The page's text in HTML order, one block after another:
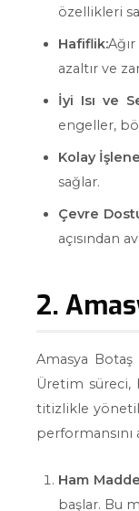
özellikleri
Hafiflik:
azaltır ve
İyi Isı ve
engeller,
Kolay
sağlar.
Çevre
açısından
2.
Amasya
Üretim süreci,
titizlikle
performansını
Ham
başlar. Bu